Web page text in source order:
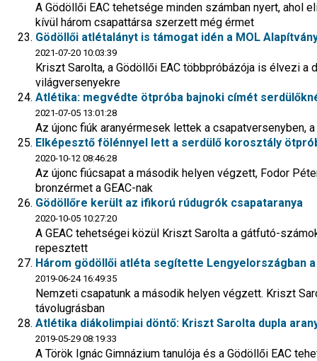
A Gödöllői EAC tehetsége minden számban nyert, ahol
kívül három csapattársa szerzett még érmet
Gödöllői atlétalányt is támogat idén a MOL
2021-07-20 10:03:39
Kriszt Sarolta, a Gödöllői EAC többpróbázója is élvezi
világversenyekre
Atlétika: megvédte ötpróba bajnoki címét
2021-07-05 13:01:28
Az újonc fiúk aranyérmesek lettek a csapatversenyben,
Elképesztő fölénnyel lett a serdülő korosztály
2020-10-12 08:46:28
Az újonc fiúcsapat a második helyen végzett, Fodor
bronzérmet a GEAC-nak
Gödöllőre került az ifikorú rúdugrók csapataranya
2020-10-05 10:27:20
A GEAC tehetségei közül Kriszt Sarolta a gátfutó-
repesztett
Három gödöllői atléta segítette Lengyelországban
2019-06-24 16:49:35
Nemzeti csapatunk a második helyen végzett. Kriszt
távolugrásban
Atlétika diákolimpiai döntő: Kriszt Sarolta dupla
2019-05-29 08:19:33
A Török Ignác Gimnázium tanulója és a Gödöllői EAC